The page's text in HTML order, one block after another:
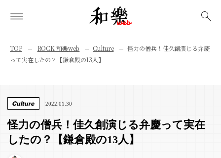
TOP ROCK 和樂web Culture
怪力の僧兵！佳久創演じる弁慶
って実在したの？【鎌倉殿の13人】
Culture 2022.01.30
怪力の僧兵！佳久創演じる弁慶って実在
したの？【鎌倉殿の13人】